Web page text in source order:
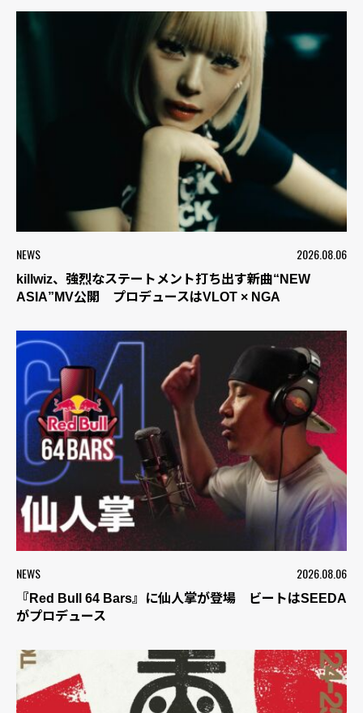
NEWS 2026.08.06
killwiz、強烈なステートメント打ち出す新曲“NEW
ASIA”MV公開 プロデュースはVLOT × NGA
NEWS 2026.08.06
『Red Bull 64 Bars』に仙人掌が登場 ビートはSEEDA
がプロデュース